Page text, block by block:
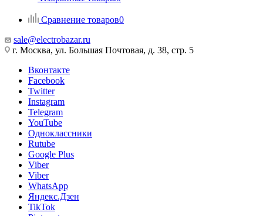
Сравнение товаров0
sale@electrobazar.ru
г. Москва, ул. Большая Почтовая, д. 38, стр. 5
Вконтакте
Facebook
Twitter
Instagram
Telegram
YouTube
Одноклассники
Rutube
Google Plus
Viber
Viber
WhatsApp
Яндекс.Дзен
TikTok